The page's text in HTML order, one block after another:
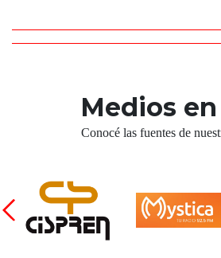
Medios
Conocé las fuentes de